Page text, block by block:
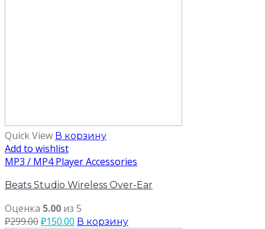
Quick View В корзину
Add to wishlist
MP3 / MP4 Player Accessories
Beats Studio Wireless Over-Ear
Оценка 5.00 из 5
₽299.00₽150.00 В корзину